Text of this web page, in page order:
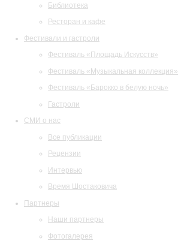
Библиотека
Ресторан и кафе
Фестивали и гастроли
Фестиваль «Площадь Искусств»
Фестиваль «Музыкальная коллекция»
Фестиваль «Барокко в белую ночь»
Гастроли
СМИ о нас
Все публикации
Рецензии
Интервью
Время Шостаковича
Партнеры
Наши партнеры
Фотогалерея